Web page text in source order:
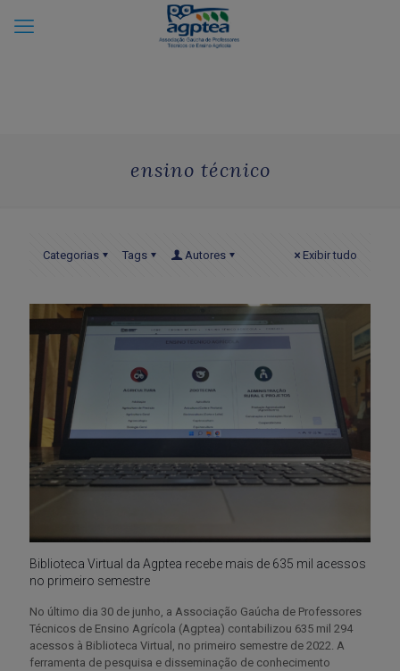
ensino técnico
Categorias Tags Autores Exibir tudo
Biblioteca Virtual da Agptea recebe mais de 635 mil acessos
no primeiro semestre
No último dia 30 de junho, a Associação Gaúcha de Professores
Técnicos de Ensino Agrícola (Agptea) contabilizou 635 mil 294
acessos à Biblioteca Virtual, no primeiro semestre de 2022. A
ferramenta de pesquisa e disseminação de conhecimento